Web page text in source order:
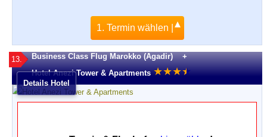
1. Termin wählen |
13.
Business Class Flug Marokko (Agadir) +
Hotel Anezi Tower & Apartments ★★★★
★
Details Hotel